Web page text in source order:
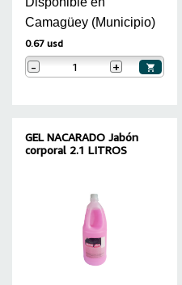
Camagüey (Municipio)
0.67 usd
- +
GEL NACARADO Jabón
corporal 2.1 LITROS